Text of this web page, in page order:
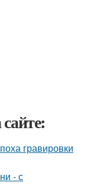
гравировки
- с